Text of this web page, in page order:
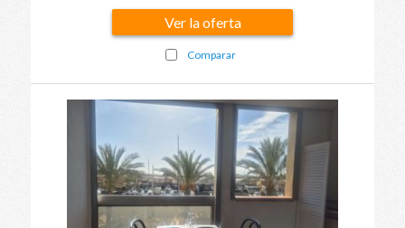
Ver la oferta
Comparar